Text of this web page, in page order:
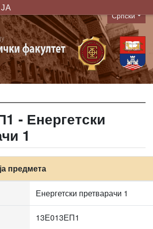
Language
Српски
- Енергетски
1
предмета
Енергетски претварачи 1
13Е013ЕП1